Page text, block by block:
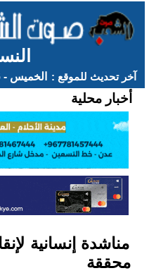
آخر تحديث للموقع : الخميس - 06 أغسطس 2026 - 03:29 ص
أخبار محلية
مناشدة إنسانية
محققة